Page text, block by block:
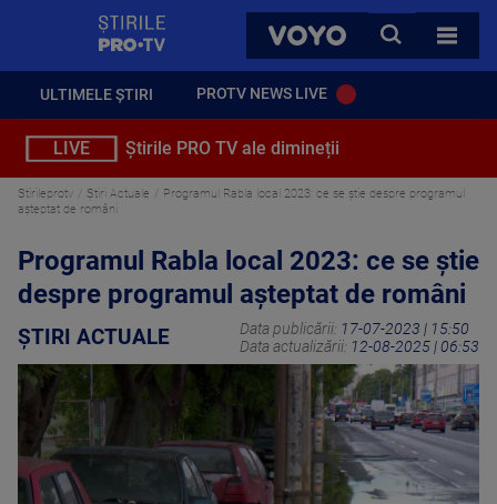
VOYO
CAUTA
TOATE
ULTIMELE ȘTIRI PROTV NEWS LIVE
LIVE Știrile PRO TV ale dimineții
Stirileprotv Știri Actuale
Programul Rabla local 2023: ce se știe despre programul
așteptat de români
Programul Rabla local 2023: ce se știe
despre programul așteptat de români
ȘTIRI ACTUALE Data publicării: 17-07-2023 | 15:50
Data actualizării: 12-08-2025 | 06:53